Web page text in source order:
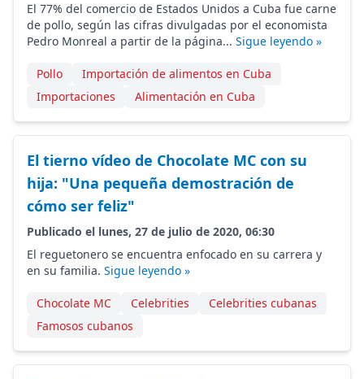
El 77% del comercio de Estados Unidos a Cuba fue carne
de pollo, según las cifras divulgadas por el economista
Pedro Monreal a partir de la página... Sigue leyendo »
Pollo
Importación de alimentos en Cuba
Importaciones
Alimentación en Cuba
El tierno vídeo de Chocolate MC con su
hija: "Una pequeña demostración de
cómo ser feliz"
Publicado el lunes, 27 de julio de 2020, 06:30
El reguetonero se encuentra enfocado en su carrera y
en su familia. Sigue leyendo »
Chocolate MC Celebrities
Celebrities cubanas
Famosos cubanos